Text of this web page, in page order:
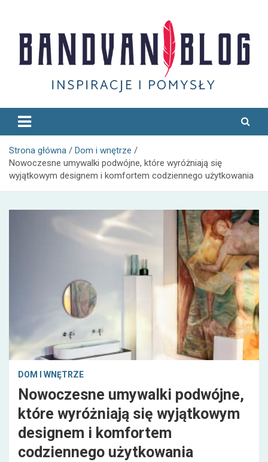
content
Bandvan
Strona główna
Dom i wnętrze
Nowoczesne umywalki podwójne, które wyróżniają się
wyjątkowym designem i komfortem codziennego użytkowania
DOM I WNĘTRZE
Nowoczesne umywalki podwójne,
które wyróżniają się wyjątkowym
designem i komfortem
codziennego użytkowania